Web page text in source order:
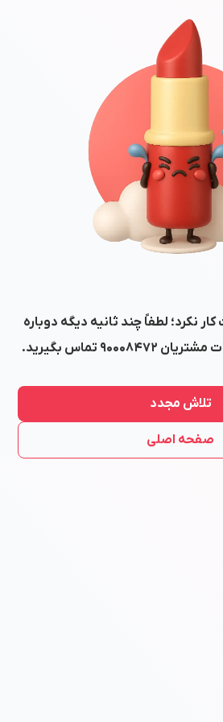
نکرد؛ لطفاً چند ثانیه دیگه دوباره
مشتریان ۹۰۰۰۸۴۷۲ تماس بگیرید.
تلاش مجدد
صفحه اصلی